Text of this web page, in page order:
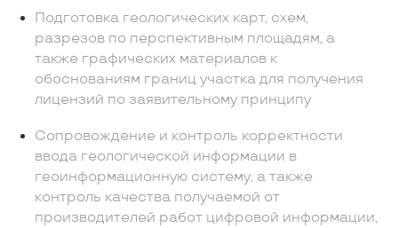
Подготовка геологических карт, схем,
разрезов по перспективным площадям, а
также графических материалов к
обоснованиям границ участка для получения
лицензий по заявительному принципу
Сопровождение и контроль корректности
ввода геологической информации в
геоинформационную систему, а также
контроль качества получаемой от
производителей работ цифровой информации,